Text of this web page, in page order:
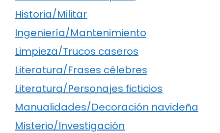
Historia/Militar
Ingeniería/Mantenimiento
Limpieza/Trucos caseros
Literatura/Frases célebres
Literatura/Personajes ficticios
Manualidades/Decoración navideña
Misterio/Investigación